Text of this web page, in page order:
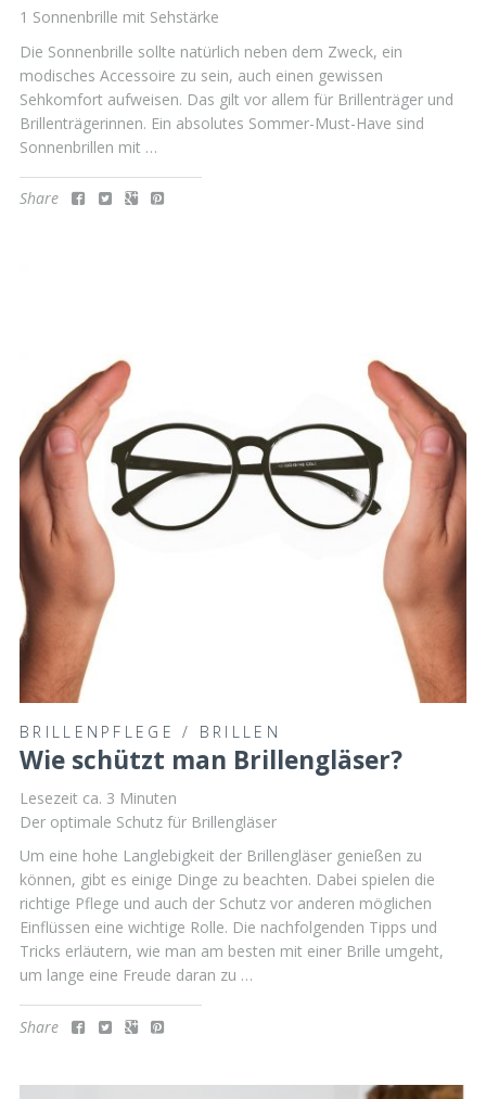
1 Sonnenbrille mit Sehstärke
Die Sonnenbrille sollte natürlich neben dem Zweck, ein
modisches Accessoire zu sein, auch einen gewissen
Sehkomfort aufweisen. Das gilt vor allem für Brillenträger und
Brillenträgerinnen. Ein absolutes Sommer-Must-Have sind
Sonnenbrillen mit …
Share
BRILLENPFLEGE / BRILLEN
Wie schützt man Brillengläser?
Lesezeit ca. 3 Minuten
Der optimale Schutz für Brillengläser
Um eine hohe Langlebigkeit der Brillengläser genießen zu
können, gibt es einige Dinge zu beachten. Dabei spielen die
richtige Pflege und auch der Schutz vor anderen möglichen
Einflüssen eine wichtige Rolle. Die nachfolgenden Tipps und
Tricks erläutern, wie man am besten mit einer Brille umgeht,
um lange eine Freude daran zu …
Share